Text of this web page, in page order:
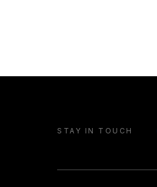
STAY IN TOUCH